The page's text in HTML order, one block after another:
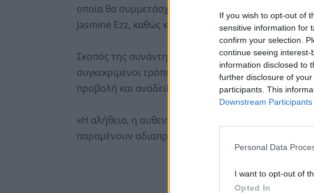
If you wish to opt-out of
sensitive information for
confirm your selection.
continue seeing
information disclosed to
further disclosure of
participants. This
Downstream Participants
Personal Data
I want to opt-out of
Opted In
οποία θα συμμετάσχουν η διευθύνουσα σύμβουλος
Jasmine Ezz, καθώς και ο πρόεδρος της ΕΞΣ
Σκοπός της συνάντησης από πλευράς της Ένωσης
συγκεκριμένοι τρόποι με τους οποίους η Trivago
προβολή και ανάδειξη της Σαντορίνης διεθνώς το
«Η αλήθεια, η αυθεντικότητα και ο σεβασμός στον
παραμένουν αδιαπραγμάτευτα» υπογραμμίζει η